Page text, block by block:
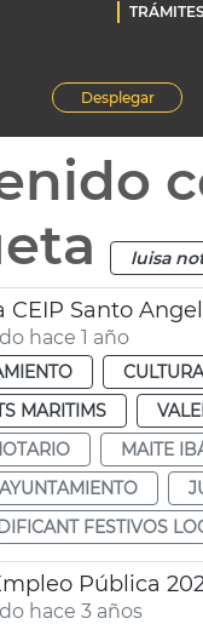
TRÁMITES
Desplegar
luisa
CEIP Santo
hace 1 año
CULTURA
MARITIMS
MAITE
FESTIVOS
Pública
hace 3 años